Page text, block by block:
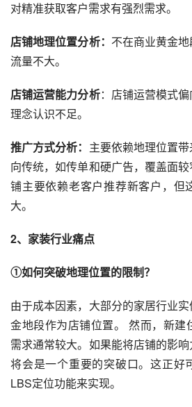
对精准获取客户需求有强烈需求。
店铺地理位置分析： 不在商业黄金
流量不大。
店铺运营能力分析：店铺运营模式
理念认识不足。
推广方式分析： 主要依赖地理位置
向传统，如传单和硬广告，覆盖面
铺主要依赖老客户推荐新客户，但
大。
2、家装行业痛点
①如何突破地理位置的限制？
由于成本因素，大部分的家居行业
金地段作为店铺位置。 然而，新建
需求通常较大。如果能将店铺的影响
将会是一个重要的突破口。这正好
LBS定位功能来实现。